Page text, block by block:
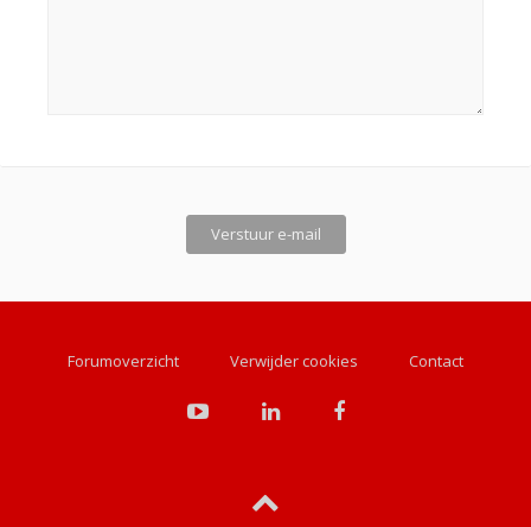
Forumoverzicht Verwijder cookies Contact